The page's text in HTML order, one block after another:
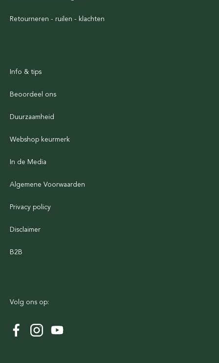
Retourneren - ruilen - klachten
Info & tips
Beoordeel ons
Duurzaamheid
Webshop keurmerk
In de Media
Algemene Voorwaarden
Privacy policy
Disclaimer
B2B
Volg ons op: